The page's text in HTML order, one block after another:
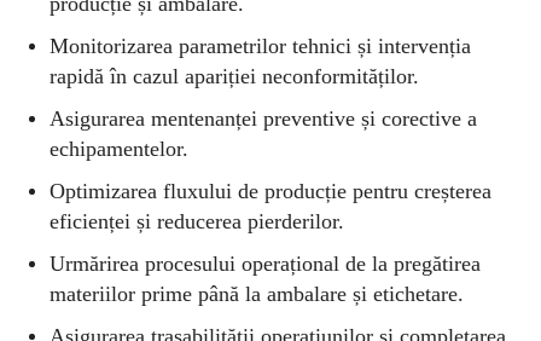
Monitorizarea parametrilor tehnici și intervenția
rapidă în cazul apariției neconformităților.
Asigurarea mentenanței preventive și corective a
echipamentelor.
Optimizarea fluxului de producție pentru creșterea
eficienței și reducerea pierderilor.
Urmărirea procesului operațional de la pregătirea
materiilor prime până la ambalare și etichetare.